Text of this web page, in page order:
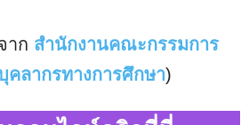
าก สำนักงานคณะกรรมการ
คลากรทางการศึกษา)